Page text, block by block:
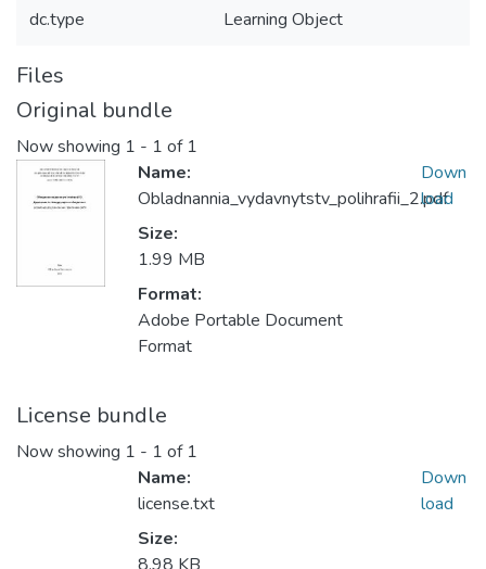
dc.type Learning Object
Files
Original bundle
Now showing 1 - 1 of 1
Name:
Obladnannia_vydavnytstv_polihrafii_2.pdf
Size:
1.99 MB
Format:
Adobe Portable Document
Format
Down
load
License bundle
Now showing 1 - 1 of 1
Name:
license.txt
Size:
Down
load